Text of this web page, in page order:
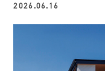
2026.06.16